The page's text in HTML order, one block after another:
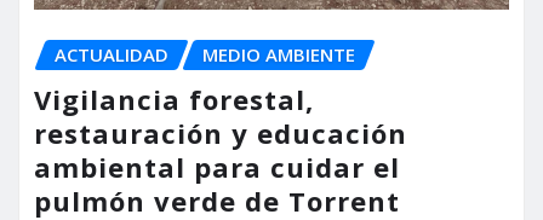
ACTUALIDAD MEDIO AMBIENTE
Vigilancia forestal,
restauración y educación
ambiental para cuidar el
pulmón verde de Torrent